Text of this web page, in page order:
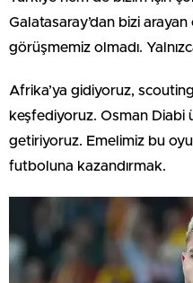
Galatasaray’dan bizi
görüşmemiz olmadı.
Afrika’ya gidiyoruz,
keşfediyoruz. Osman Diabi
getiriyoruz. Emelimiz bu
futboluna kazandırmak.